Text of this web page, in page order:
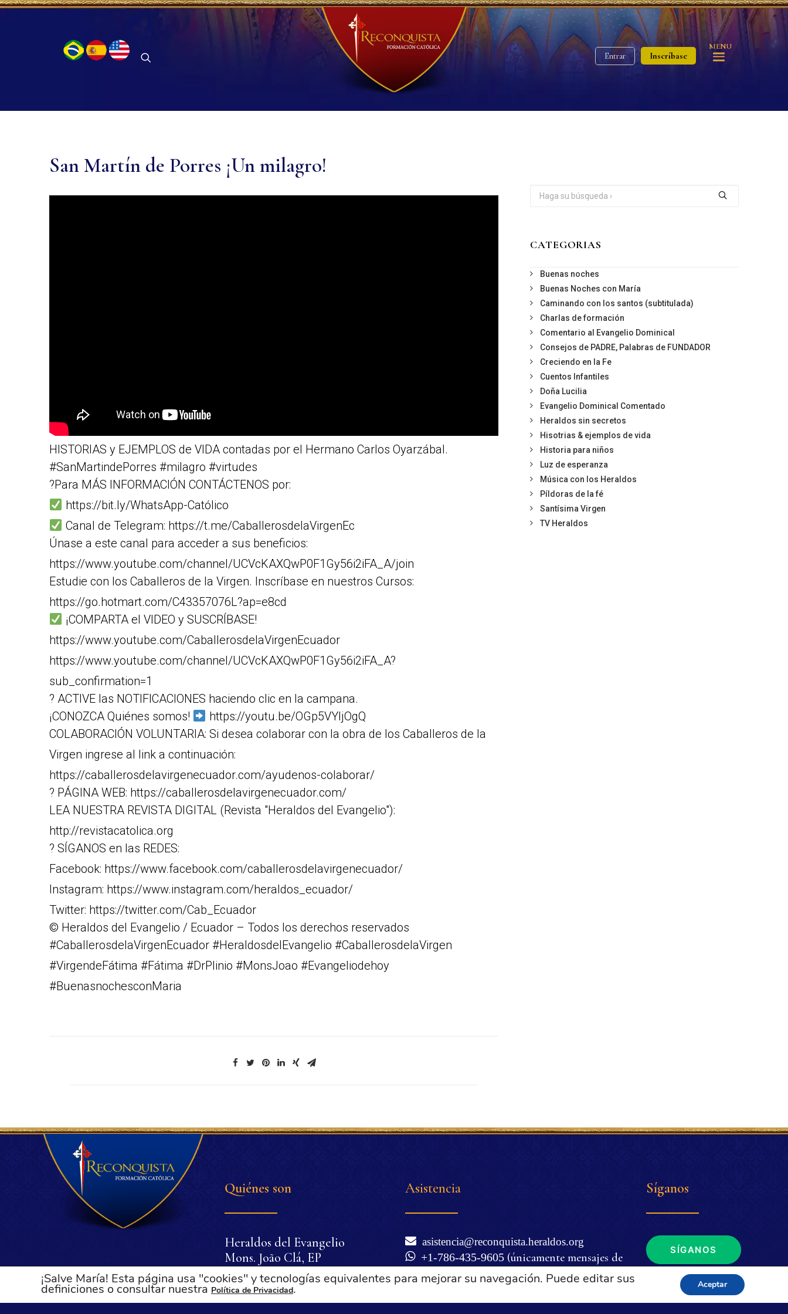
Entrar Inscríbase
MENU
San Martín de Porres ¡Un milagro!
HISTORIAS y EJEMPLOS de VIDA contadas por el Hermano Carlos Oyarzábal.
#SanMartindePorres #milagro #virtudes
?Para MÁS INFORMACIÓN CONTÁCTENOS por:
https://bit.ly/WhatsApp-Católico
Canal de Telegram: https://t.me/CaballerosdelaVirgenEc
Únase a este canal para acceder a sus beneficios:
https://www.youtube.com/channel/UCVcKAXQwP0F1Gy56i2iFA_A/join
Estudie con los Caballeros de la Virgen. Inscríbase en nuestros Cursos:
https://go.hotmart.com/C43357076L?ap=e8cd
¡COMPARTA el VIDEO y SUSCRÍBASE!
https://www.youtube.com/CaballerosdelaVirgenEcuador
https://www.youtube.com/channel/UCVcKAXQwP0F1Gy56i2iFA_A?
sub_confirmation=1
? ACTIVE las NOTIFICACIONES haciendo clic en la campana.
¡CONOZCA Quiénes somos!
https://youtu.be/OGp5VYljOgQ
COLABORACIÓN VOLUNTARIA: Si desea colaborar con la obra de los Caballeros de la
Virgen ingrese al link a continuación:
https://caballerosdelavirgenecuador.com/ayudenos-colaborar/
? PÁGINA WEB: https://caballerosdelavirgenecuador.com/
LEA NUESTRA REVISTA DIGITAL (Revista "Heraldos del Evangelio"):
http://revistacatolica.org
? SÍGANOS en las REDES:
Facebook: https://www.facebook.com/caballerosdelavirgenecuador/
Instagram: https://www.instagram.com/heraldos_ecuador/
Twitter: https://twitter.com/Cab_Ecuador
© Heraldos del Evangelio / Ecuador – Todos los derechos reservados
#CaballerosdelaVirgenEcuador #HeraldosdelEvangelio #CaballerosdelaVirgen
#VirgendeFátima #Fátima #DrPlinio #MonsJoao #Evangeliodehoy
#BuenasnochesconMaria
CATEGORIAS
Buenas noches
Buenas Noches con María
Caminando con los santos (subtitulada)
Charlas de formación
Comentario al Evangelio Dominical
Consejos de PADRE, Palabras de FUNDADOR
Creciendo en la Fe
Cuentos Infantiles
Doña Lucilia
Evangelio Dominical Comentado
Heraldos sin secretos
Hisotrias & ejemplos de vida
Historia para niños
Luz de esperanza
Música con los Heraldos
Píldoras de la fé
Santísima Virgen
TV Heraldos
Quiénes son
Heraldos del Evangelio
Mons. João Clá, EP
Dr. Plinio Corrêa de Oliveira
Dña. Lucilia Corrêa de
Oliveira
Asistencia
asistencia@reconquista.heraldos.org
+1-786-435-9605 (únicamente mensajes de
WhatsApp)
Síganos
SÍGANOS
¡Salve María! Esta página usa "cookies" y tecnologías equivalentes para mejorar su navegación. Puede editar sus
definiciones o consultar nuestra Política de Privacidad. Aceptar